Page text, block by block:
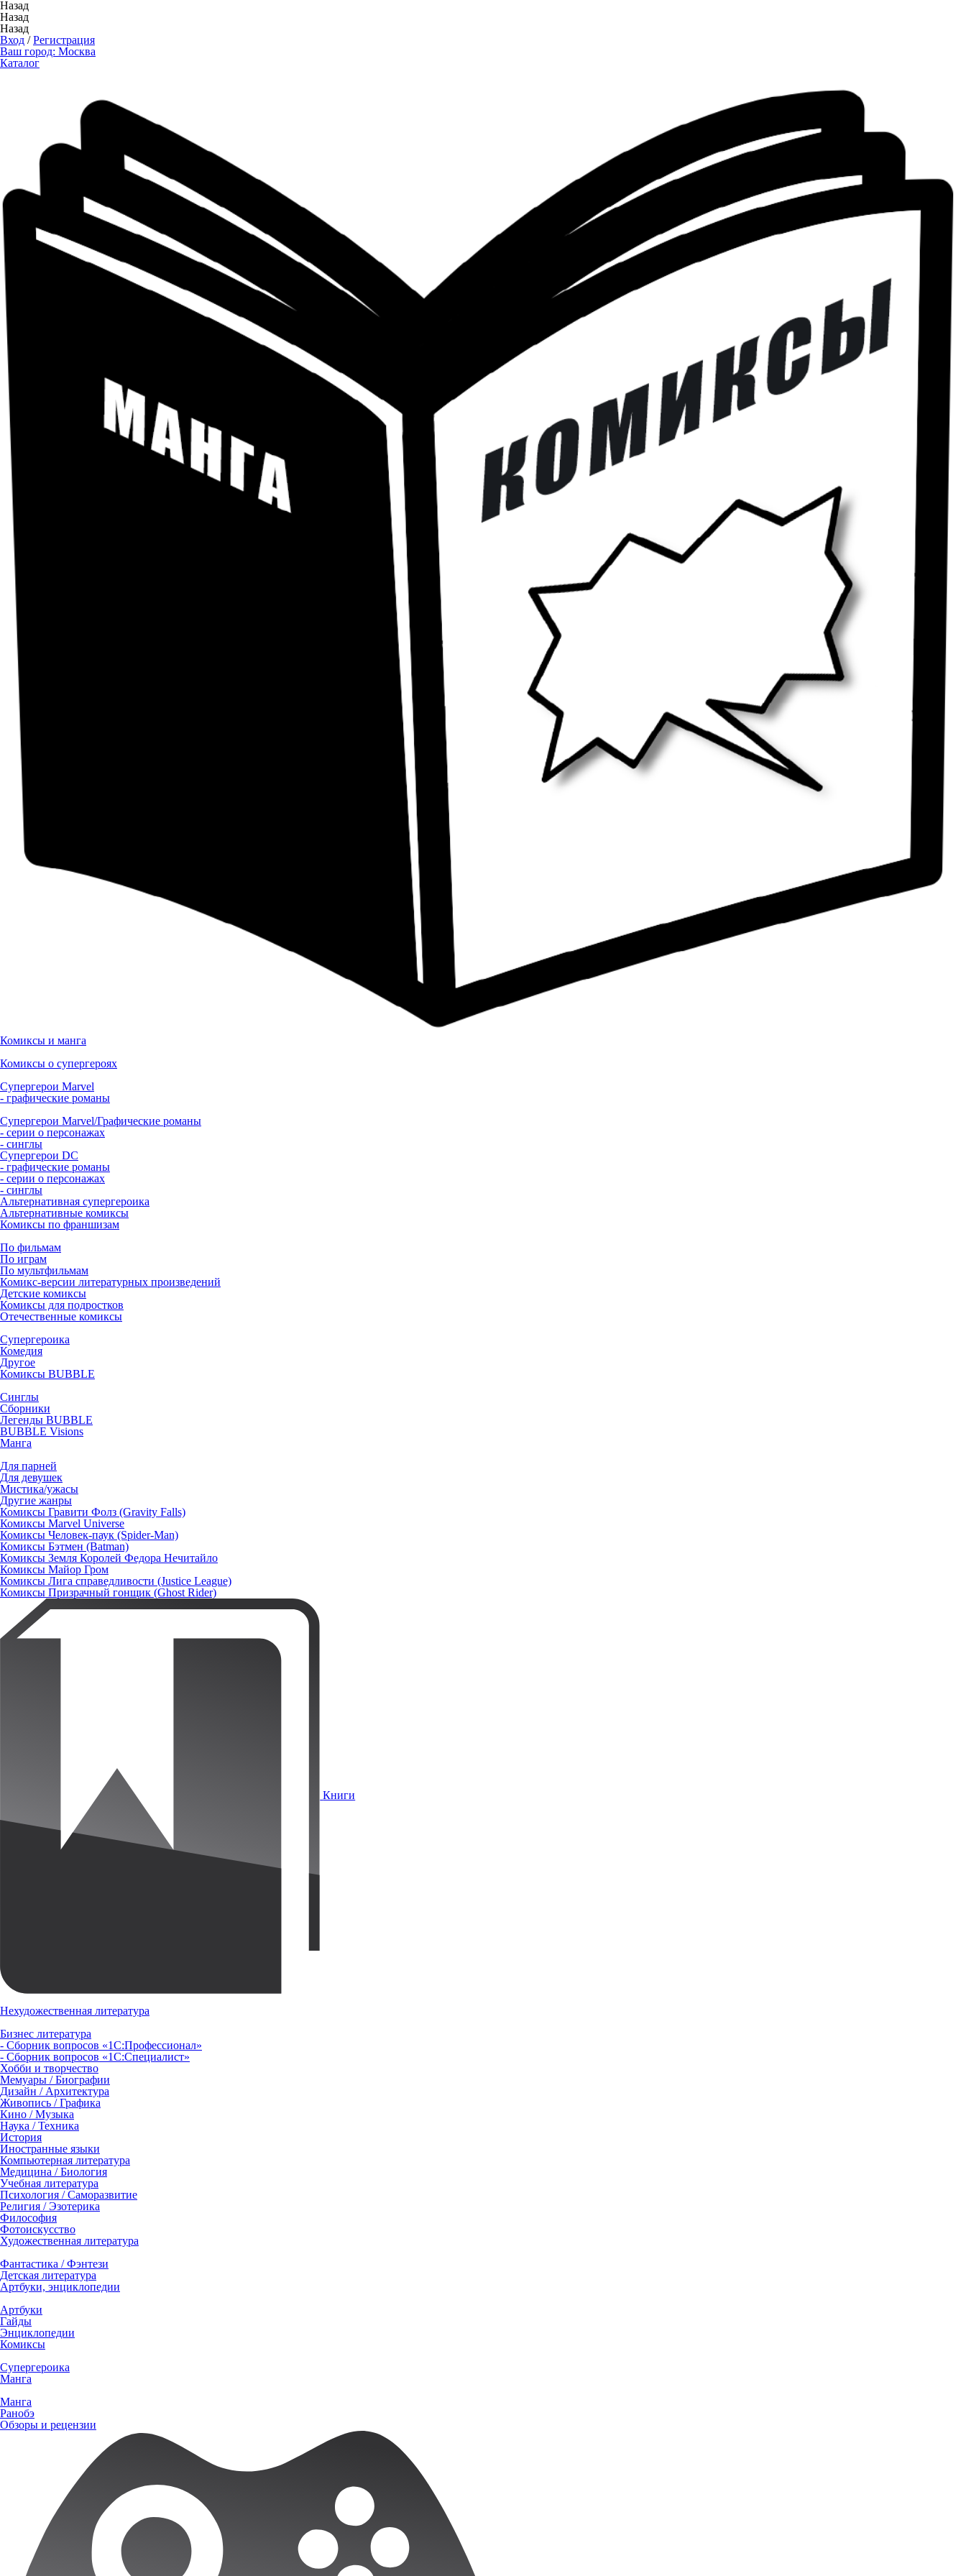
Назад
Назад
Назад
Вход /Регистрация
Ваш город: Москва
Каталог
Комиксы и манга
Комиксы о супергероях
Супергерои Marvel
- графические романы
Супергерои Marvel/Графические романы
- серии о персонажах
- синглы
Супергерои DC
- графические романы
- серии о персонажах
- синглы
Альтернативная супергероика
Альтернативные комиксы
Комиксы по франшизам
По фильмам
По играм
По мультфильмам
Комикс-версии литературных произведений
Детские комиксы
Комиксы для подростков
Отечественные комиксы
Супергероика
Комедия
Другое
Комиксы BUBBLE
Синглы
Сборники
Легенды BUBBLE
BUBBLE Visions
Манга
Для парней
Для девушек
Мистика/ужасы
Другие жанры
Комиксы Гравити Фолз (Gravity Falls)
Комиксы Marvel Universe
Комиксы Человек-паук (Spider-Man)
Комиксы Бэтмен (Batman)
Комиксы Земля Королей Федора Нечитайло
Комиксы Майор Гром
Комиксы Лига справедливости (Justice League)
Комиксы Призрачный гонщик (Ghost Rider)
Книги
Нехудожественная литература
Бизнес литература
- Сборник вопросов «1С:Профессионал»
- Сборник вопросов «1С:Специалист»
Хобби и творчество
Мемуары / Биографии
Дизайн / Архитектура
Живопись / Графика
Кино / Музыка
Наука / Техника
История
Иностранные языки
Компьютерная литература
Медицина / Биология
Учебная литература
Психология / Саморазвитие
Религия / Эзотерика
Философия
Фотоискусство
Художественная литература
Фантастика / Фэнтези
Детская литература
Артбуки, энциклопедии
Артбуки
Гайды
Энциклопедии
Комиксы
Супергероика
Манга
Манга
Ранобэ
Обзоры и рецензии